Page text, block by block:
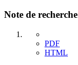
Note de recherche
PDF
HTML